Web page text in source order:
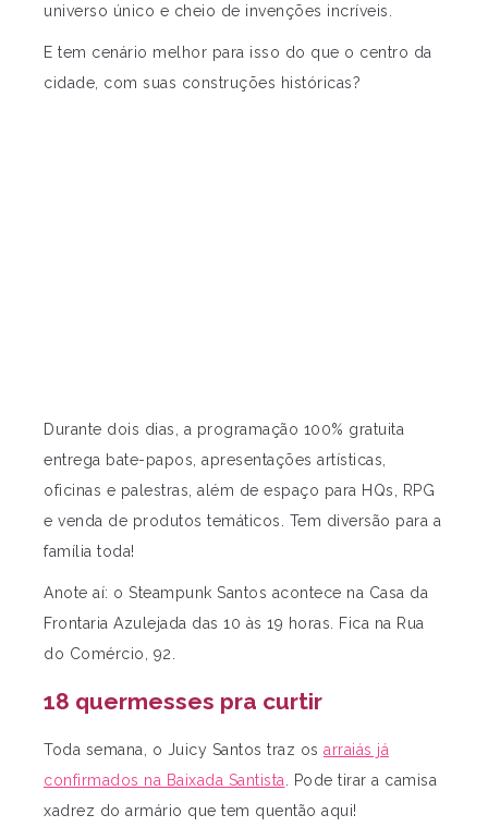
universo único e cheio de invenções incríveis.
E tem cenário melhor para isso do que o centro da
cidade, com suas construções históricas?
Durante dois dias, a programação 100% gratuita
entrega bate-papos, apresentações artísticas,
oficinas e palestras, além de espaço para HQs, RPG
e venda de produtos temáticos. Tem diversão para a
família toda!
Anote aí: o Steampunk Santos acontece na Casa da
Frontaria Azulejada das 10 às 19 horas. Fica na Rua
do Comércio, 92.
18 quermesses pra curtir
Toda semana, o Juicy Santos traz os arraiás já
confirmados na Baixada Santista . Pode tirar a camisa
xadrez do armário que tem quentão aqui!